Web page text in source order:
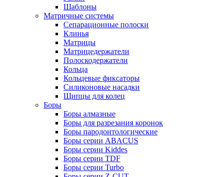
Шаблоны
Матричные системы
Сепарационные полоски
Клинья
Матрицы
Матрицедержатели
Полоскодержатели
Кольца
Кольцевые фиксаторы
Силиконовые насадки
Щипцы для колец
Боры
Боры алмазные
Боры для разрезания коронок
Боры пародонтологические
Боры серии ABACUS
Боры серии Kiddes
Боры серии TDF
Боры серии Turbo